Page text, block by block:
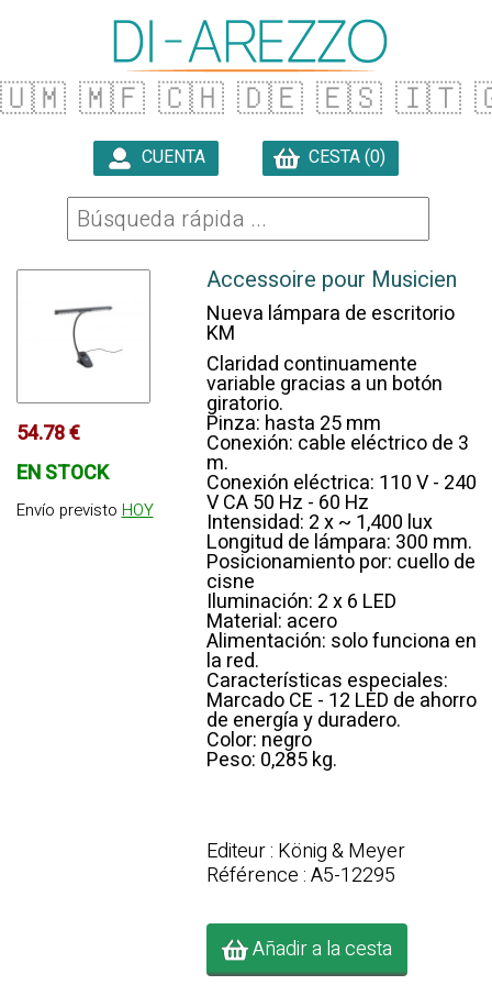
🇺🇲 🇲🇫 🇨🇭 🇩🇪 🇪🇸 🇮🇹
CUENTA CESTA (0)
54.78 €
EN STOCK
Envío previsto HOY
Accessoire pour Musicien
Nueva lámpara de escritorio
KM
Claridad continuamente
variable gracias a un botón
giratorio.
Pinza: hasta 25 mm
Conexión: cable eléctrico de 3
m.
Conexión eléctrica: 110 V - 240
V CA 50 Hz - 60 Hz
Intensidad: 2 x ~ 1,400 lux
Longitud de lámpara: 300 mm.
Posicionamiento por: cuello de
cisne
Iluminación: 2 x 6 LED
Material: acero
Alimentación: solo funciona en
la red.
Características especiales:
Marcado CE - 12 LED de ahorro
de energía y duradero.
Color: negro
Peso: 0,285 kg.
Editeur : König & Meyer
Référence : A5-12295
Añadir a la cesta